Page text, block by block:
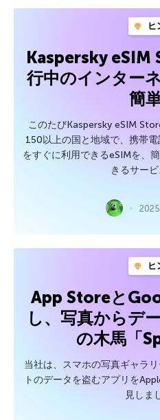
ヒ
Kaspersky eSIM
行中のインター
簡
このたびKaspersky eSIM
150以上の国と地域で、携帯
をすぐに利用できるeSIMを、
きるサービ
ヒ
App Storeと
し、写真からデ
の木馬「
当社は、スマホの写真ギャラ
トのデータを盗むアプリを
見しま